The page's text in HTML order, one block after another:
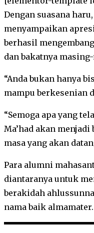
Dengan suasana
menyampaikan
berhasil
dan bakatnya
“Anda bukan hanya
mampu berkesenian
“Semoga apa yang
Ma’had akan
masa yang akan
Para alumni
diantaranya untuk
berakidah
nama baik almamater.